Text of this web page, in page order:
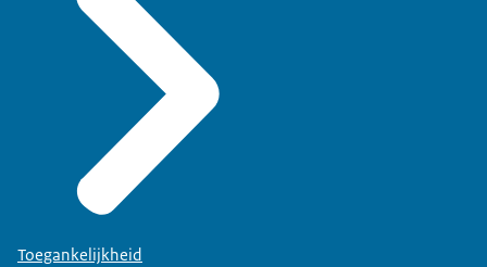
Toegankelijkheid